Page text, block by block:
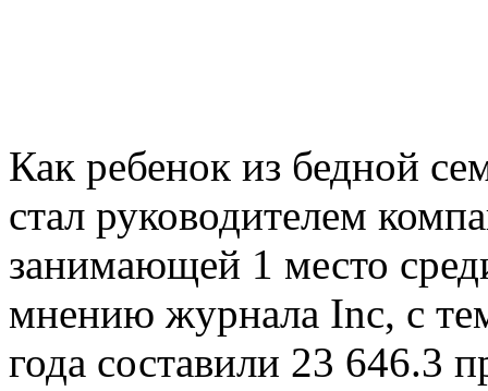
Как ребенок из бедной
стал руководителем
занимающей 1 место
мнению журнала Inc, с
года составили 23 646.3